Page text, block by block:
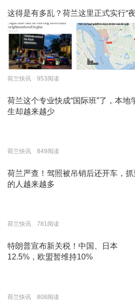
这得是有多乱？荷兰这里正式实行“
荷兰快讯 953阅读
荷兰这个专业快成“国际班”了，本地
生却越来越少
荷兰快讯 849阅读
荷兰严查！驾照被吊销后还开车，抓
的人越来越多
荷兰快讯 781阅读
特朗普宣布新关税！中国、日本
12.5%，欧盟暂维持10%
荷兰快讯 808阅读